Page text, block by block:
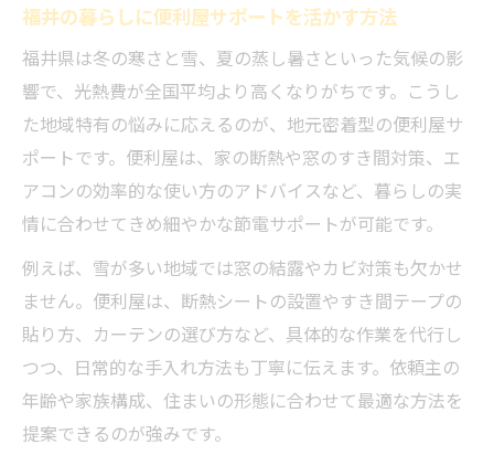
福井の暮らしに便利屋サポートを活かす方法
福井県は冬の寒さと雪、夏の蒸し暑さといった気候の影
響で、光熱費が全国平均より高くなりがちです。こうし
た地域特有の悩みに応えるのが、地元密着型の便利屋サ
ポートです。便利屋は、家の断熱や窓のすき間対策、エ
アコンの効率的な使い方のアドバイスなど、暮らしの実
情に合わせてきめ細やかな節電サポートが可能です。
例えば、雪が多い地域では窓の結露やカビ対策も欠かせ
ません。便利屋は、断熱シートの設置やすき間テープの
貼り方、カーテンの選び方など、具体的な作業を代行し
つつ、日常的な手入れ方法も丁寧に伝えます。依頼主の
年齢や家族構成、住まいの形態に合わせて最適な方法を
提案できるのが強みです。